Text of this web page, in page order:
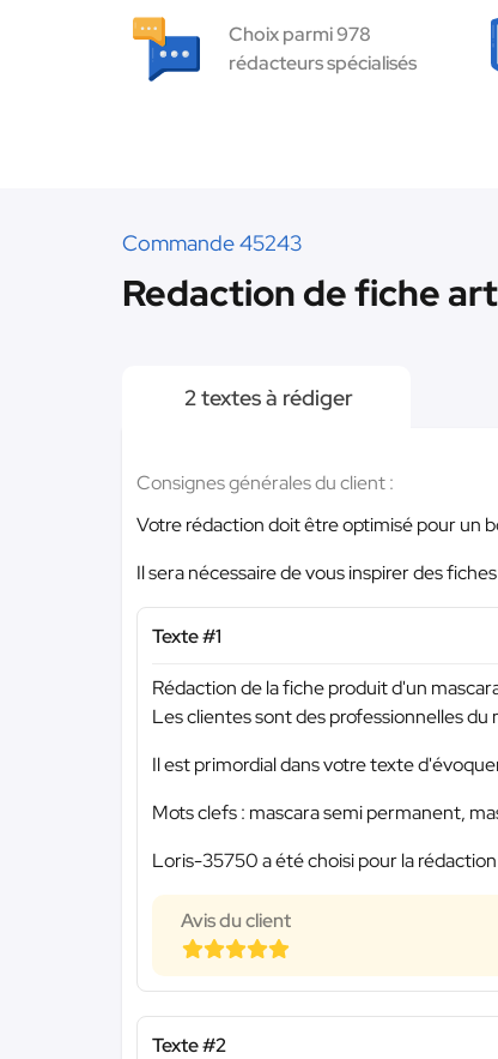
Choix parmi 978
rédacteurs spécialisés
Commande 45243
Redaction de fiche
2 textes à rédiger
Consignes générales du client :
Votre rédaction doit être optimisé pour un
Il sera nécessaire de vous inspirer des
Texte #1
Rédaction de la fiche produit d'un
Les clientes sont des professionnelles du
Il est primordial dans votre texte
Mots clefs : mascara semi permanent,
Loris-35750 a été choisi pour la
Avis du client
Texte #2